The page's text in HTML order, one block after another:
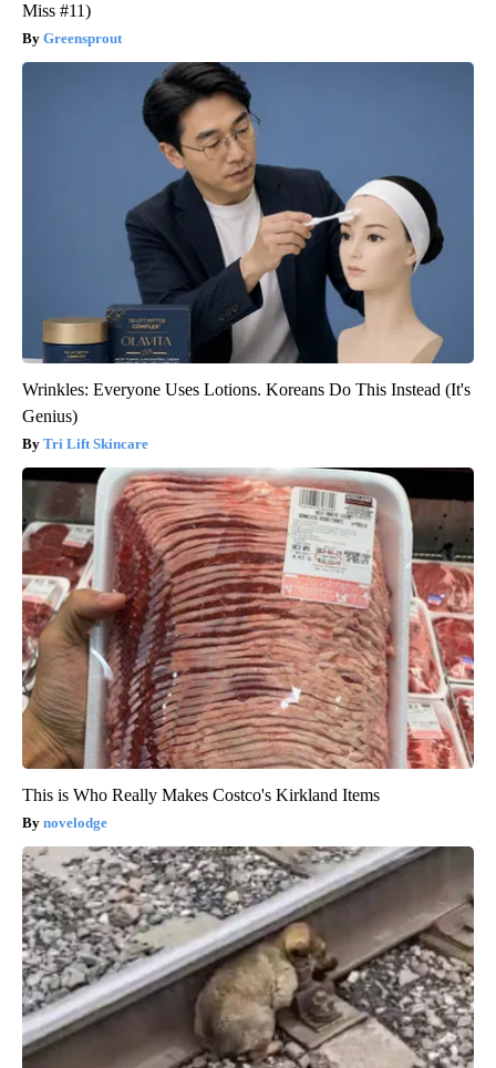
Miss #11)
Greensprout
Wrinkles: Everyone Uses Lotions. Koreans Do This Instead (It's
Genius)
Tri Lift Skincare
This is Who Really Makes Costco's Kirkland Items
novelodge